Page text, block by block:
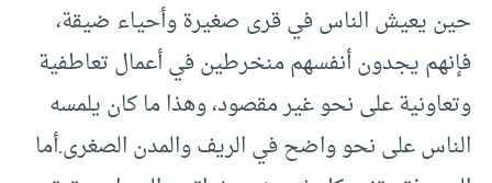
حين يعيش الناس في قرى صغيرة وأحياء ضيقة،
فإنهم يجدون أنفسهم منخرطين في أعمال تعاطفية
وتعاونية على نحو غير مقصود، وهذا ما كان يلمسه
الناس على نحو واضح في الريف والمدن الصغرى.أما